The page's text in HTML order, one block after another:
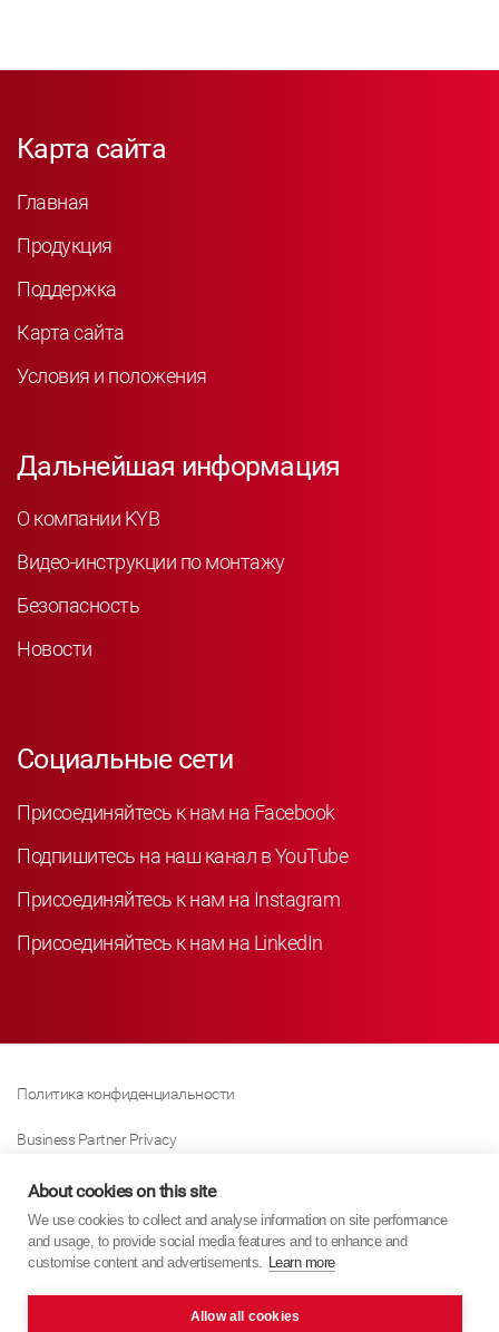
Карта сайта
Главная
Продукция
Поддержка
Карта сайта
Условия и положения
Дальнейшая информация
О компании KYB
Видео-инструкции по монтажу
Безопасность
Новости
Социальные сети
Присоединяйтесь к нам на Facebook
Подпишитесь на наш канал в YouTube
Присоединяйтесь к нам на Instagram
Присоединяйтесь к нам на LinkedIn
Политика конфиденциальности
Business Partner Privacy
Политика Использования Файлов «куки»
Modern Slavery Act Policy
About cookies on this site
We use cookies to collect and analyse information on site performance
and usage, to provide social media features and to enhance and
customise content and advertisements. Learn more
Allow all cookies